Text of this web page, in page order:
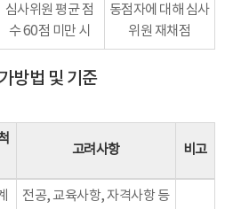
심사위원 평균 점
수 60점 미만 시
동점자에 대해 심사
위원 재채점
방법 및 기준
고려사항 비고
전공, 교육사항, 자격사항 등